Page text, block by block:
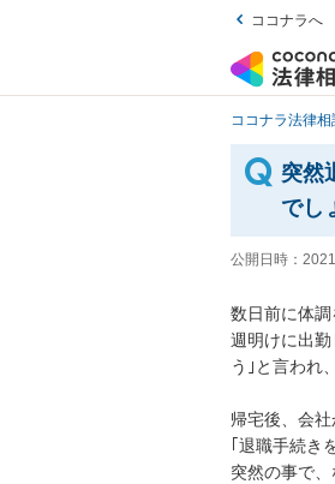
ココナラへ
ココナラ法律相
突然
でし
公開日時：
数日前に体調
週明けに出
う｣と言われ
帰宅後、会
｢退職手続き
突然の事で、